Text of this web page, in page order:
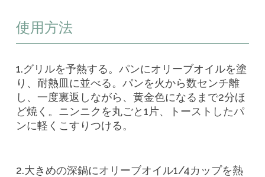
使用方法
1.グリルを予熱する。パンにオリーブオイルを塗
り、耐熱皿に並べる。パンを火から数センチ離
し、一度裏返しながら、黄金色になるまで2分ほ
ど焼く。ニンニクを丸ごと1片、トーストしたパ
ンに軽くこすりつける。
2.大きめの深鍋にオリーブオイル1/4カップを熱